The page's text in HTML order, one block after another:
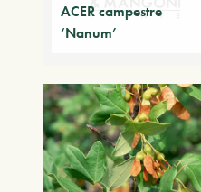
ACER campestre
‘Nanum’